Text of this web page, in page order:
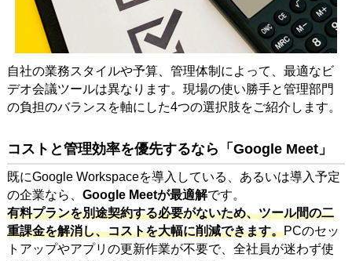
自社の業務スタイルや予算、管理体制によって、最適なビ
デオ会議ツールは異なります。現場の使い勝手と管理部門
の負担のバランスを軸にした4つの選択肢をご紹介します。
コストと管理効率を優先するなら「Google Meet」
既にGoogle Workspaceを導入している、あるいは導入予定
の企業なら、 Google Meetが最適解です。
有料プランを別途契約する必要がないため、ツール間の二
重課金を解消し、コストを大幅に削減できます。PCのセッ
トアップやアプリの更新作業が不要で、全社員が迷わず使